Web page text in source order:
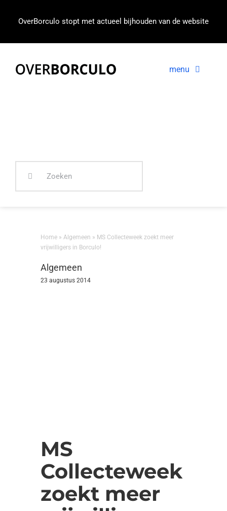
OverBorculo stopt met actueel bijhouden van de website
menu
Home »Algemeen » MS Collecteweek zoekt meer
vrijwilligers in Borculo!
Algemeen
23 augustus 2014
MS
Collecteweek
zoekt meer